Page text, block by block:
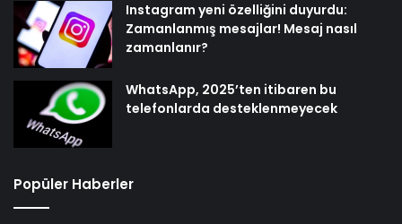
Instagram yeni özelliğini duyurdu:
Zamanlanmış mesajlar! Mesaj nasıl
zamanlanır?
WhatsApp, 2025’ten itibaren bu
telefonlarda desteklenmeyecek
Popüler Haberler